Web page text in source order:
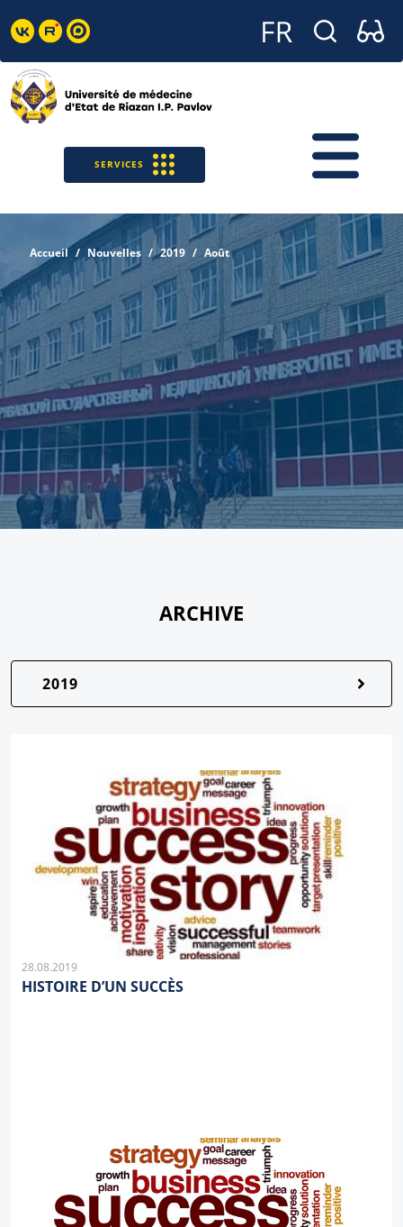
SERVICES
Accueil Nouvelles 2019 Août
ARCHIVE
2019
28.08.2019
HISTOIRE D’UN SUCCÈS